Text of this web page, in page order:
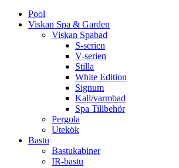
Pool
Viskan Spa & Garden
Viskan Spabad
S-serien
V-serien
Stilla
White Edition
Signum
Kall/varmbad
Spa Tillbehör
Pergola
Utekök
Bastu
Bastukabiner
IR-bastu